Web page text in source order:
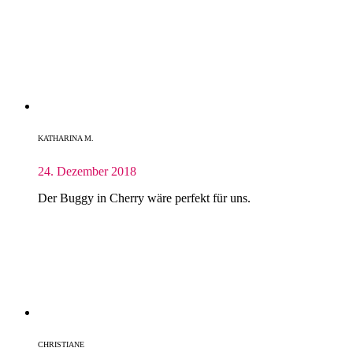
KATHARINA M.
24. Dezember 2018
Der Buggy in Cherry wäre perfekt für uns.
CHRISTIANE